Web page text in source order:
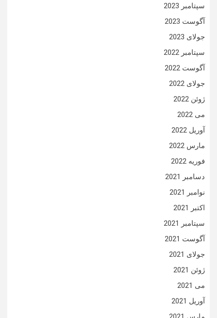
سپتامبر 2023
آگوست 2023
جولای 2023
سپتامبر 2022
آگوست 2022
جولای 2022
ژوئن 2022
می 2022
آوریل 2022
مارس 2022
فوریه 2022
دسامبر 2021
نوامبر 2021
اکتبر 2021
سپتامبر 2021
آگوست 2021
جولای 2021
ژوئن 2021
می 2021
آوریل 2021